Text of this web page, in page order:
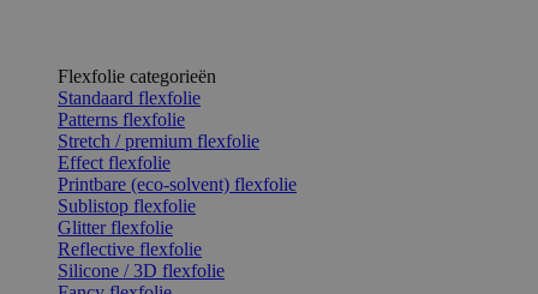
Flexfolie categorieën
Standaard flexfolie
Patterns flexfolie
Stretch / premium flexfolie
Effect flexfolie
Printbare (eco-solvent) flexfolie
Sublistop flexfolie
Glitter flexfolie
Reflective flexfolie
Silicone / 3D flexfolie